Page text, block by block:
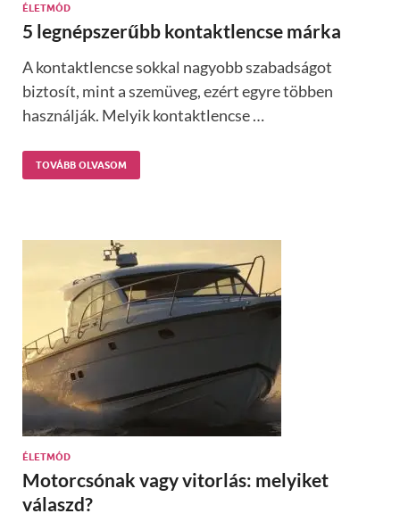
ÉLETMÓD
5 legnépszerűbb kontaktlencse márka
A kontaktlencse sokkal nagyobb szabadságot
biztosít, mint a szemüveg, ezért egyre többen
használják. Melyik kontaktlencse …
TOVÁBB OLVASOM
ÉLETMÓD
Motorcsónak vagy vitorlás: melyiket
válaszd?